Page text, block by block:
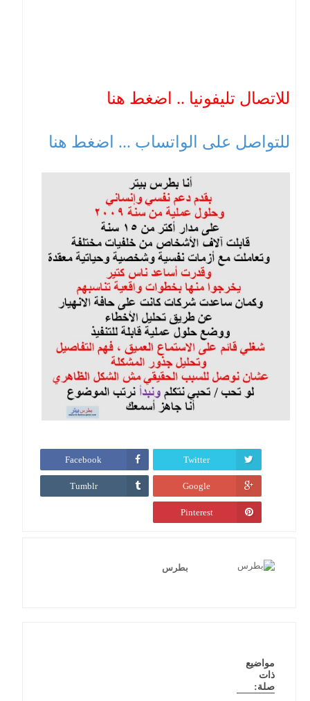
للاتصال تليفونيا .. اضغط هنا
للتواصل على الواتساب ... اضغط هنا
Twitter
Facebook
Google
Tumblr
Pinterest
بطرس
مواضيع
ذات
صلة: